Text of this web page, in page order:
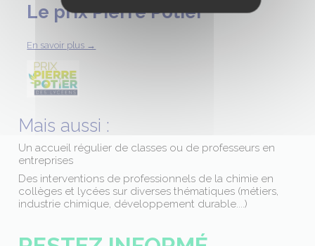
Le prix Pierre Potier
En savoir plus →
Mais aussi :
Un accueil régulier de classes ou de professeurs en
entreprises
Des interventions de professionnels de la chimie en
collèges et lycées sur diverses thématiques (métiers,
industrie chimique, développement durable....)